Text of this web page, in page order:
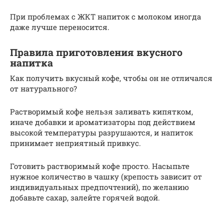
При проблемах с ЖКТ напиток с молоком иногда
даже лучше переносится.
Правила приготовления вкусного
напитка
Как получить вкусный кофе, чтобы он не отличался
от натурального?
Растворимый кофе нельзя заливать кипятком,
иначе добавки и ароматизаторы под действием
высокой температуры разрушаются, и напиток
принимает неприятный привкус.
Готовить растворимый кофе просто. Насыпьте
нужное количество в чашку (крепость зависит от
индивидуальных предпочтений), по желанию
добавьте сахар, залейте горячей водой.